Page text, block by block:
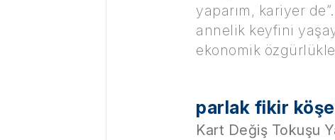
yaparım, kariyer
annelik keyfini
ekonomik
parlak fikir
Kart Değiş Tokuşu